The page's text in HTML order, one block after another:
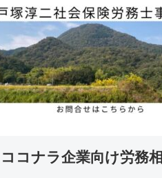
ココナラ企業向け労務